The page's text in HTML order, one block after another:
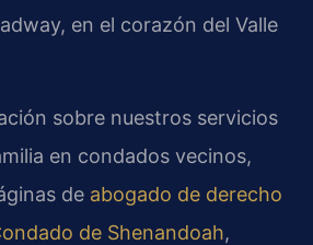
en el corazón del Valle
sobre nuestros servicios
en condados vecinos,
de abogado de derecho
de Shenandoah,